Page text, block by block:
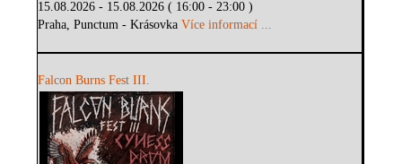
15.08.2026 - 15.08.2026 ( 16:00 - 23:00 )
Praha, Punctum - KrásovkaVíce informací ...
Falcon Burns Fest III.